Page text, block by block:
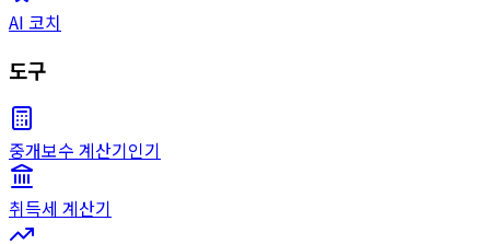
AI 코치
도구
중개보수 계산기인기
취득세 계산기